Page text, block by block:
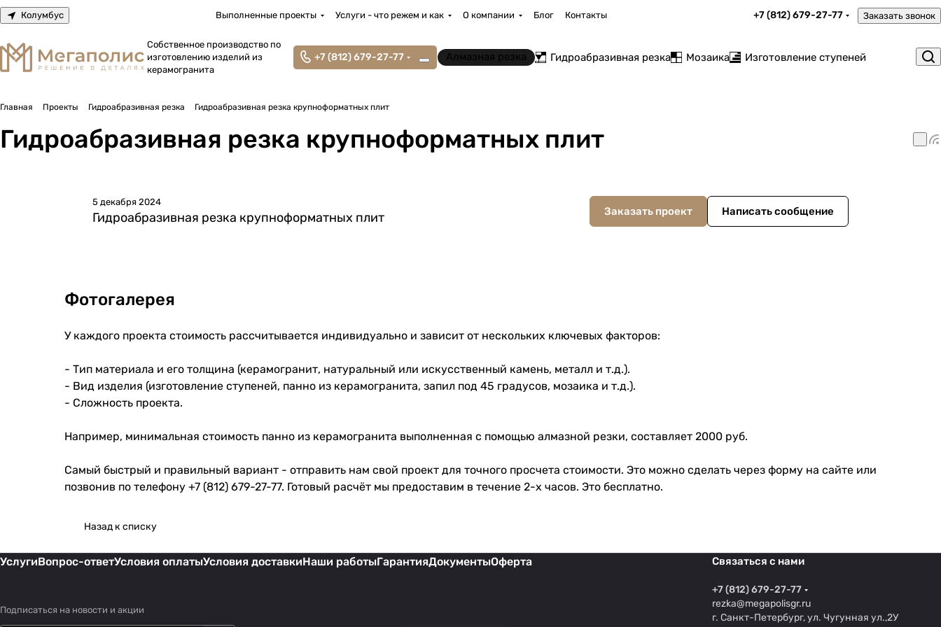
Колумбус Выполненные проекты Услуги - что режем и как О компании Блог Контакты +7 (812) 679-27-77 Заказать звонок
Собственное производство по
изготовлению изделий из
керамогранита
+7 (812) 679-27-77 Алмазная резка Гидроабразивная резка Мозаика Изготовление ступеней
Главная Проекты Гидроабразивная резка Гидроабразивная резка крупноформатных плит
Гидроабразивная резка крупноформатных плит
5 декабря 2024
Гидроабразивная резка крупноформатных плит Заказать проект Написать сообщение
Фотогалерея
У каждого проекта стоимость рассчитывается индивидуально и зависит от нескольких ключевых факторов:
- Тип материала и его толщина (керамогранит, натуральный или искусственный камень, металл и т.д.).
- Вид изделия (изготовление ступеней, панно из керамогранита, запил под 45 градусов, мозаика и т.д.).
- Сложность проекта.
Например, минимальная стоимость панно из керамогранита выполненная с помощью алмазной резки, составляет 2000 руб.
Самый быстрый и правильный вариант - отправить нам свой проект для точного просчета стоимости. Это можно сделать через форму на сайте или
позвонив по телефону +7 (812) 679-27-77. Готовый расчёт мы предоставим в течение 2-х часов. Это бесплатно.
Назад к списку
УслугиВопрос-ответУсловия оплатыУсловия доставкиНаши работыГарантияДокументыОферта
Подписаться на новости и акции
Связаться с нами
+7 (812) 679-27-77
rezka@megapolisgr.ru
г. Санкт-Петербург, ул. Чугунная ул.,2У